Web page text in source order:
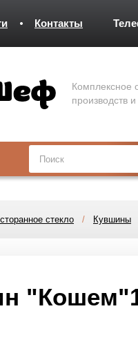
Контакты
Комплексное
производств
стекло / Кувшины